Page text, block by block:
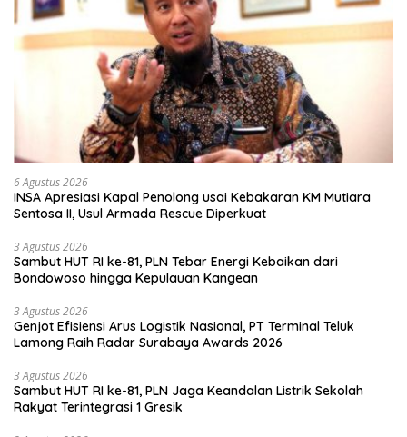
6 Agustus 2026
INSA Apresiasi Kapal Penolong usai Kebakaran KM Mutiara
Sentosa II, Usul Armada Rescue Diperkuat
3 Agustus 2026
Sambut HUT RI ke-81, PLN Tebar Energi Kebaikan dari
Bondowoso hingga Kepulauan Kangean
3 Agustus 2026
Genjot Efisiensi Arus Logistik Nasional, PT Terminal Teluk
Lamong Raih Radar Surabaya Awards 2026
3 Agustus 2026
Sambut HUT RI ke-81, PLN Jaga Keandalan Listrik Sekolah
Rakyat Terintegrasi 1 Gresik